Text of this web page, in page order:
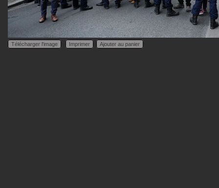
Télécharger l'image Imprimer Ajouter au panier